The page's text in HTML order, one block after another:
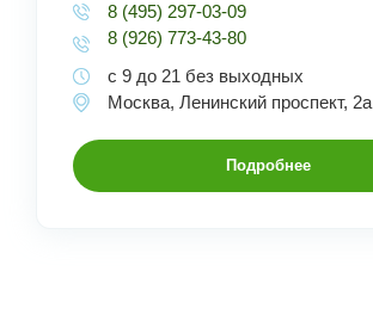
8 (495) 297-03-09
8 (926) 773-43-80
с 9 до 21 без выходных
Москва, Ленинский проспект, 2а
Подробнее